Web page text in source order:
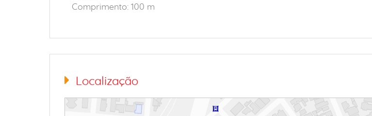
Comprimento: 100 m
Localização